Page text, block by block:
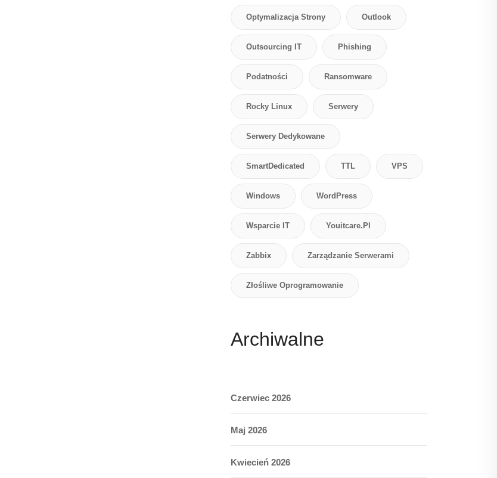
Optymalizacja Strony Outlook
Outsourcing IT Phishing
Podatności Ransomware
Rocky Linux Serwery
Serwery Dedykowane
SmartDedicated TTL VPS
Windows WordPress
Wsparcie IT Youitcare.pl
Zabbix Zarządzanie Serwerami
Złośliwe Oprogramowanie
Archiwalne
Czerwiec 2026
Maj 2026
Kwiecień 2026